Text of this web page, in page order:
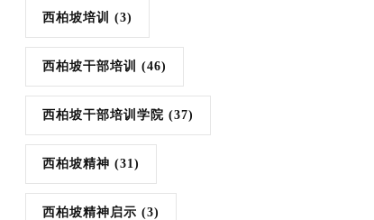
西柏坡培训 (3)
西柏坡干部培训 (46)
西柏坡干部培训学院 (37)
西柏坡精神 (31)
西柏坡精神启示 (3)